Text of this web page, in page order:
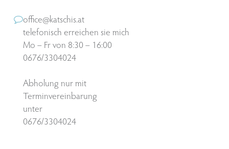
office@katschis.at
telefonisch erreichen sie mich
Mo – Fr von 8:30 – 16:00
0676/3304024
Abholung nur mit
Terminvereinbarung
unter
0676/3304024